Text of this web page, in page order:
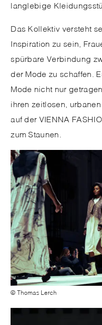
langlebige
Das Kollektiv versteht
Inspiration zu sein,
spürbare Verbindung
der Mode zu schaffen.
Mode nicht nur
ihren zeitlosen,
auf der VIENNA
zum Staunen.
© Thomas Lerch